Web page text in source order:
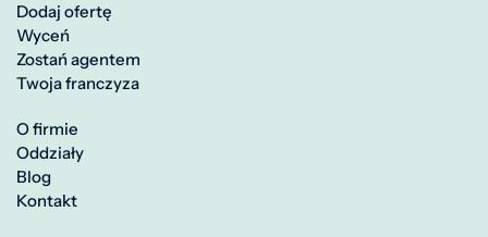
Dodaj ofertę
Wyceń
Zostań agentem
Twoja franczyza
O firmie
Oddziały
Blog
Kontakt